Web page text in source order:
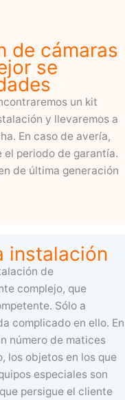
de cámaras
se
un kit
y llevaremos a
En caso de avería,
periodo de garantía.
de última generación
instalación
de
complejo, que
Sólo a
complicado en ello. En
número de matices
los objetos en los que
especiales son
persigue el cliente